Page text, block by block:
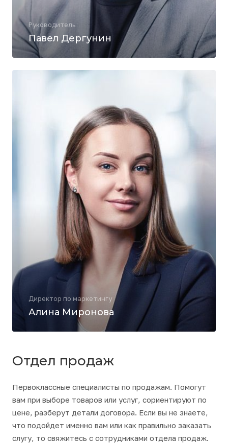
Руководитель
Павел Дергунин
Директор по маркетингу
Алина Миронова
Отдел продаж
Первоклассные специалисты по продажам. Помогут
вам при выборе товаров или услуг, сориентируют по
цене, разберут детали договора. Если вы не знаете,
что подойдет именно вам или как правильно заказать
слугу, то свяжитесь с сотрудниками отдела продаж.